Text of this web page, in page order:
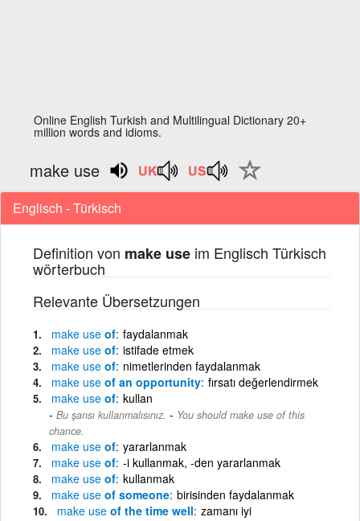
Online English Turkish and Multilingual Dictionary 20+
million words and idioms.
make use
Englisch - Türkisch
Definition von make use im Englisch Türkisch
wörterbuch
Relevante Übersetzungen
make use of faydalanmak
make use of istifade etmek
make use of nimetlerinden faydalanmak
make use of an opportunity fırsatı değerlendirmek
make use of kullan
Bu şansı kullanmalısınız. - You should make use of this
chance.
make use of yararlanmak
make use of -i kullanmak, -den yararlanmak
make use of kullanmak
make use of someone birisinden faydalanmak
make use of the time well zamanı iyi